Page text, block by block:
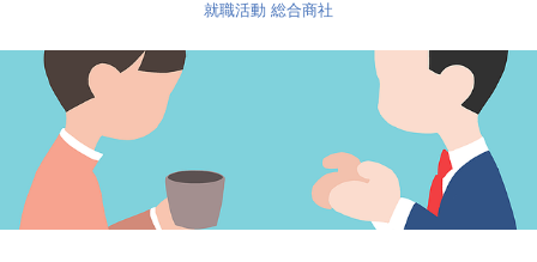
就職活動 総合商社